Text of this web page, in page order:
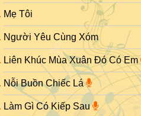
Mẹ Tôi
Người Yêu Cùng Xóm
Liên Khúc Mùa Xuân Đó Có Em
Nỗi Buồn Chiếc Lá
Làm Gì Có Kiếp Sau